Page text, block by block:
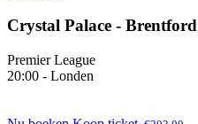
Crystal Palace - Brentford
Premier League
20:00 - Londen